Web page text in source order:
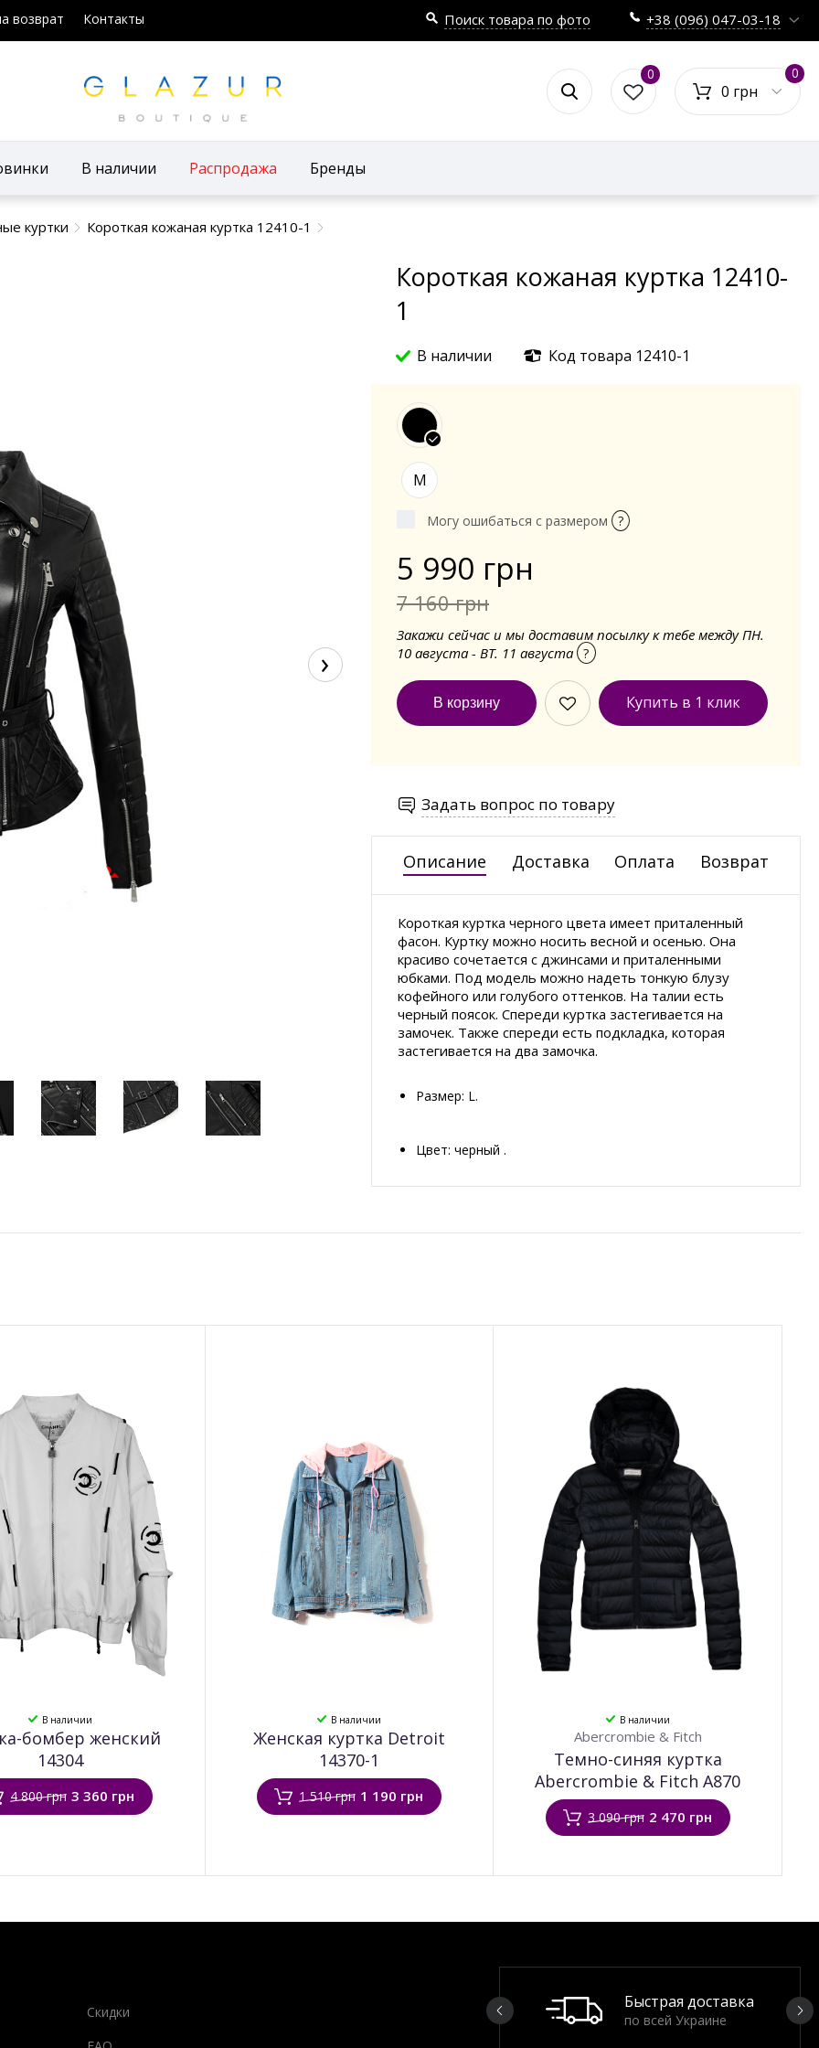
возврат Контакты Поиск товара по фото +38 (096) 047-03-18
В наличии Распродажа Бренды
0
0 грн
0
куртки Короткая кожаная куртка 12410-1
›
Короткая кожаная куртка 12410-
1
В наличии Код товара 12410-1
M
Могу ошибаться с размером ?
5 990 грн
7 160 грн
Закажи сейчас и мы доставим посылку к тебе между ПН.
10 августа - ВТ. 11 августа ?
Купить в 1 клик
Задать вопрос по товару
Описание Доставка Оплата Возврат
Короткая куртка черного цвета имеет приталенный
фасон. Куртку можно носить весной и осенью. Она
красиво сочетается с джинсами и приталенными
юбками. Под модель можно надеть тонкую блузу
кофейного или голубого оттенков. На талии есть
черный поясок. Спереди куртка застегивается на
замочек. Также спереди есть подкладка, которая
застегивается на два замочка.
Размер: L.
Цвет: черный .
В наличии
бомбер женский
14304
4 800 грн 3 360 грн
В наличии
Женская куртка Detroit
14370-1
1 510 грн 1 190 грн
В наличии
Abercrombie & Fitch
Темно-синяя куртка
Abercrombie & Fitch A870
3 090 грн 2 470 грн
Скидки
Быстрая доставка
по всей Украине